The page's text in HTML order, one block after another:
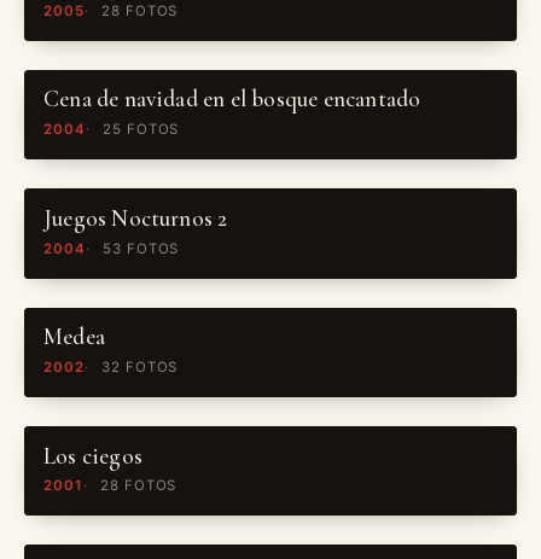
2005 28 FOTOS
Cena de navidad en el bosque encantado
2004 25 FOTOS
Juegos Nocturnos 2
2004 53 FOTOS
Medea
2002 32 FOTOS
Los ciegos
2001 28 FOTOS